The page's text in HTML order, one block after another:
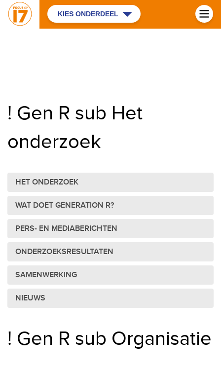
KIES ONDERDEEL
! Gen R sub Het
onderzoek
HET ONDERZOEK
WAT DOET GENERATION R?
PERS- EN MEDIABERICHTEN
ONDERZOEKSRESULTATEN
SAMENWERKING
NIEUWS
! Gen R sub Organisatie